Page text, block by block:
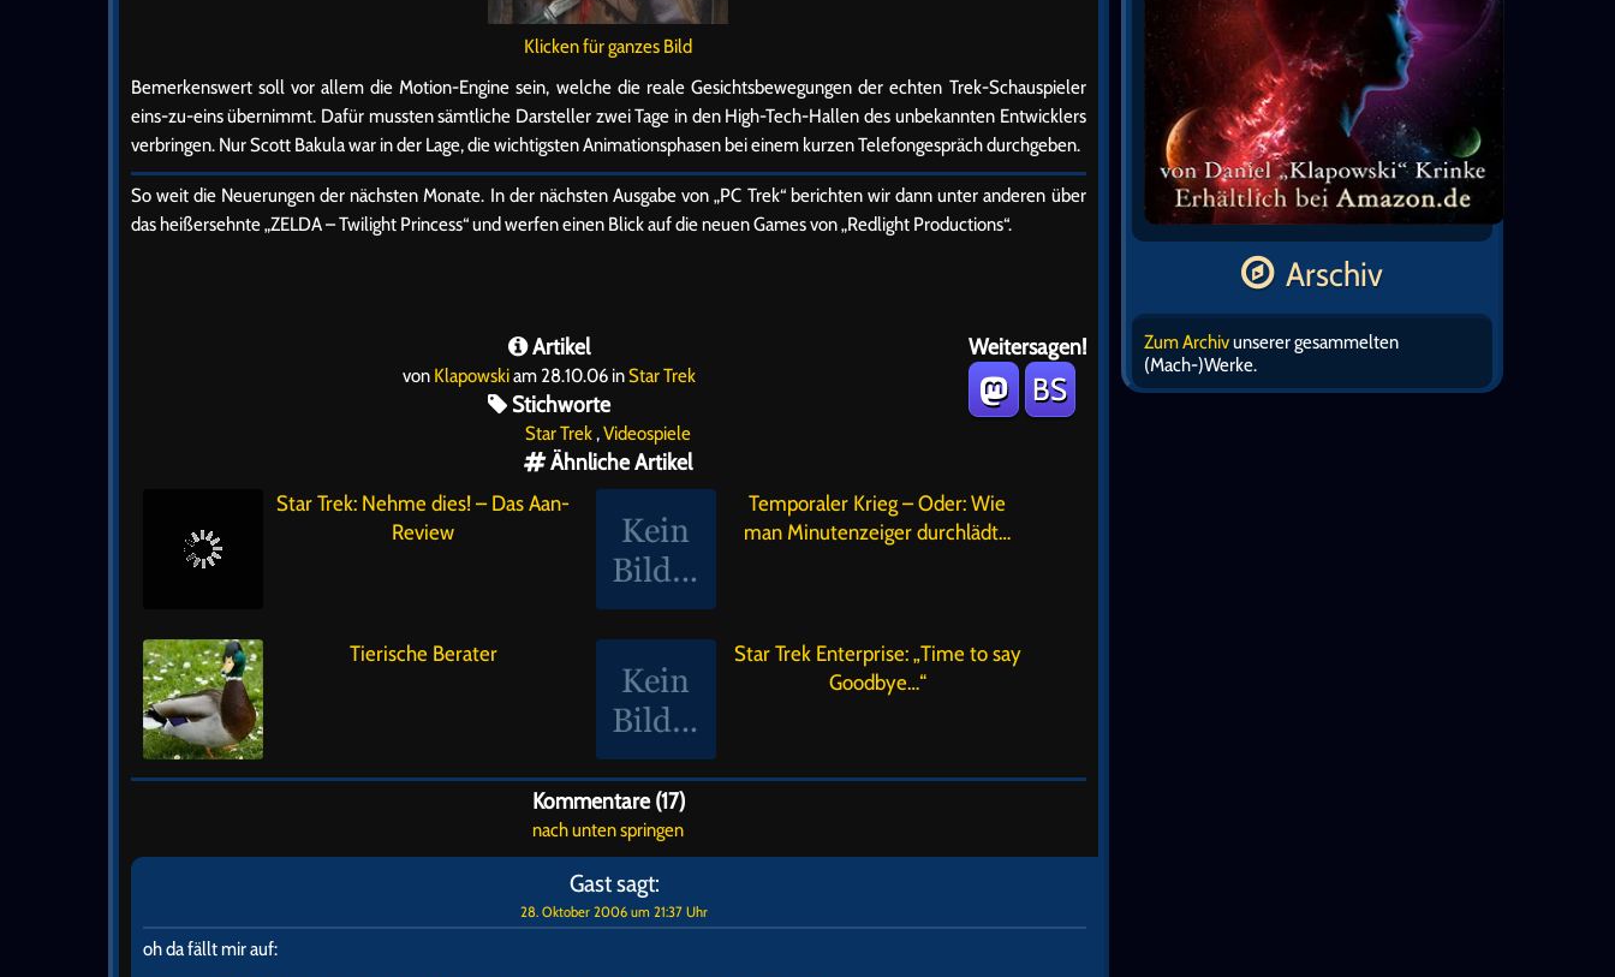
Klicken für ganzes Bild
Bemerkenswert soll vor allem die Motion-Engine sein, welche die reale Gesichtsbewegungen der echten Trek-Schauspieler
eins-zu-eins übernimmt. Dafür mussten sämtliche Darsteller zwei Tage in den High-Tech-Hallen des unbekannten Entwicklers
verbringen. Nur Scott Bakula war in der Lage, die wichtigsten Animationsphasen bei einem kurzen Telefongespräch durchgeben.
So weit die Neuerungen der nächsten Monate. In der nächsten Ausgabe von „PC Trek“ berichten wir dann unter anderen über
das heißersehnte „ZELDA – Twilight Princess“ und werfen einen Blick auf die neuen Games von „Redlight Productions“.
Weitersagen!
BS
Artikel
von Klapowskiam 28.10.06 inStar Trek
Stichworte
Star Trek,Videospiele
Ähnliche Artikel
Star Trek: Nehme dies! – Das Aan-
Review
Temporaler Krieg – Oder: Wie
man Minutenzeiger durchlädt…
Tierische Berater
Star Trek Enterprise: „Time to say
Goodbye…“
Kommentare (17)
nach unten springen
Gastsagt:
28. Oktober 2006 um 21:37 Uhr
oh da fällt mir auf:
Arschiv
Zum Archivunserer gesammelten
(Mach-)Werke.